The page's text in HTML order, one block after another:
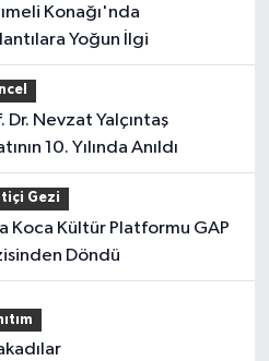
Konağı'nda
Yoğun İlgi
Dr. Nevzat Yalçıntaş
10. Yılında Anıldı
Gezi
Koca Kültür Platformu GAP
Döndü